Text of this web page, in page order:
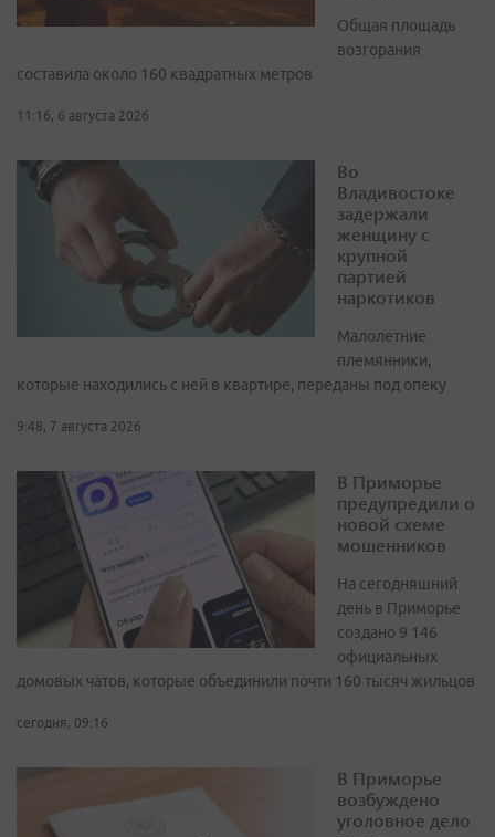
Общая площадь
возгорания
составила около 160 квадратных метров
11:16, 6 августа 2026
Во
Владивостоке
задержали
женщину с
крупной
партией
наркотиков
Малолетние
племянники,
которые находились с ней в квартире, переданы под опеку
9:48, 7 августа 2026
В Приморье
предупредили о
новой схеме
мошенников
На сегодняшний
день в Приморье
создано 9 146
официальных
домовых чатов, которые объединили почти 160 тысяч жильцов
сегодня, 09:16
В Приморье
возбуждено
уголовное дело